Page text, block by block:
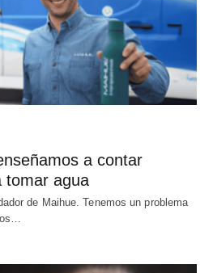
a contar
tomar agua
de Maihue. Tenemos un problema